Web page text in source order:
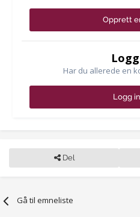
Opprett
Har du allerede en
Logg
Del
Gå til emneliste